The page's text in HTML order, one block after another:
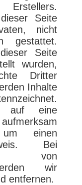
Erstellers.
Seite
nicht
gestattet.
Seite
wurden,
Dritter
Inhalte
auf eine
einen
Bei
von
wir
entfernen.